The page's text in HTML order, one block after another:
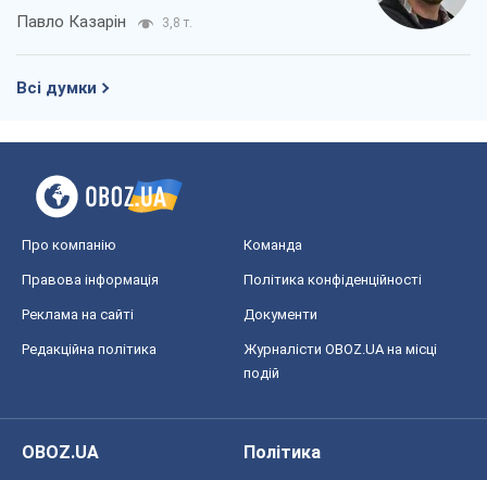
Павло Казарін 3,8 т.
Всі думки
Про компанію Команда
Правова інформація Політика конфіденційності
Реклама на сайті Документи
Редакційна політика
Журналісти OBOZ.UA на місці
подій
OBOZ.UA
Політика